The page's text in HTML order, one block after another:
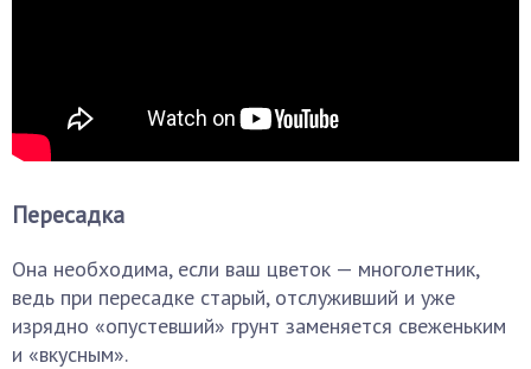
Пересадка
Она необходима, если ваш цветок — многолетник,
ведь при пересадке старый, отслуживший и уже
изрядно «опустевший» грунт заменяется свеженьким
и «вкусным».